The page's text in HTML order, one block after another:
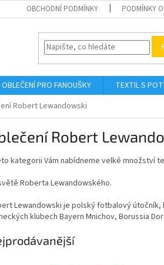
OBCHODNÍ PODMÍNKY PODMÍNKY
PRO FANOUŠKY TEXTIL S
Robert Lewandowski
Robert
kategorii Vám nabídneme velké množství
Roberta Lewandowského.
Lewandowski je polský fotbalový útočník,
klubech Bayern Mnichov, Borussia